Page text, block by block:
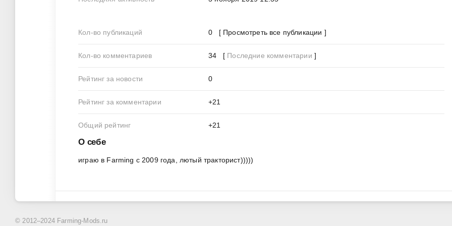
Кол-во публикаций 0 [ Просмотреть все публикации ]
Кол-во комментариев 34 [ Последние комментарии ]
Рейтинг за новости 0
Рейтинг за комментарии +21
Общий рейтинг +21
О себе
играю в Farming с 2009 года, лютый тракторист)))))
© 2012–2024 Farming-Mods.ru